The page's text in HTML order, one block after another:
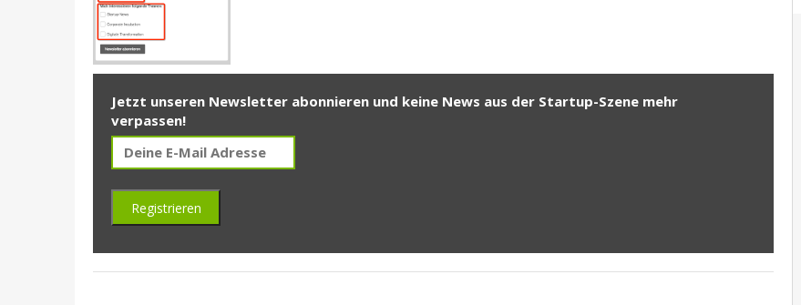
Jetzt unseren Newsletter abonnieren und keine News aus der Startup-Szene mehr
verpassen!